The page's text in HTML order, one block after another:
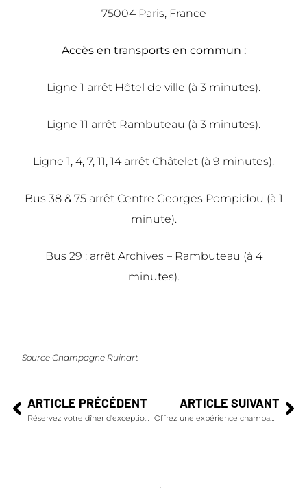
75004 Paris, France
Accès en transports en commun :
Ligne 1 arrêt Hôtel de ville (à 3 minutes).
Ligne 11 arrêt Rambuteau (à 3 minutes).
Ligne 1, 4, 7, 11, 14 arrêt Châtelet (à 9 minutes).
Bus 38 & 75 arrêt Centre Georges Pompidou (à 1
minute).
Bus 29 : arrêt Archives – Rambuteau (à 4
minutes).
Source Champagne Ruinart
ARTICLE PRÉCÉDENT ARTICLE SUIVANT
Offrez une expérience champagne à vos clients et collaborateurs